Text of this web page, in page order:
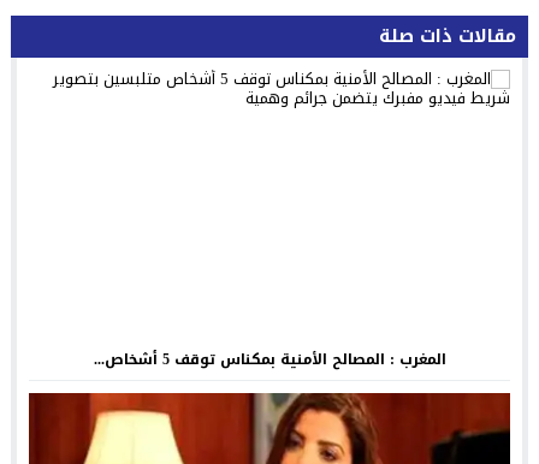
مقالات ذات صلة
المغرب : المصالح الأمنية بمكناس توقف 5 أشخاص...